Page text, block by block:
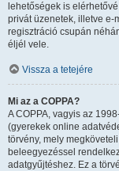
lehetőségek is
privát üzenetek, illetve e-
regisztráció csupán
éljél vele.
Vissza a tetejére
Mi az a COPPA?
A COPPA, vagyis az
(gyerekek online
törvény, mely
beleegyezéssel
adatgyűjtéshez. Ez a